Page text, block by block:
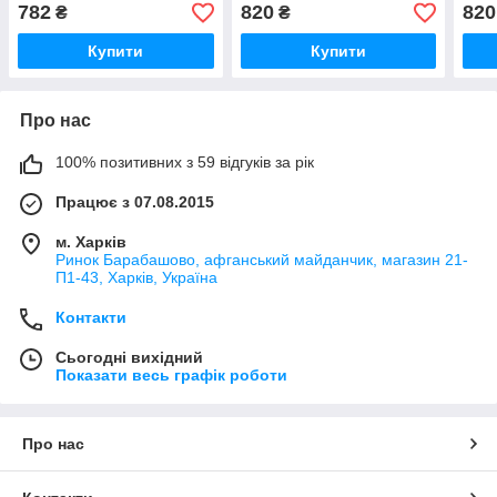
782 ₴
Купити
820₴
Купити
820
Про нас
100% позитивних з 59 відгуків за рік
Працює з 07.08.2015
м. Харків
Ринок Барабашово, афганський майданчик, магазин 21-
П1-43, Харків, Україна
Контакти
Сьогодні вихідний
Показати весь графік роботи
Про нас